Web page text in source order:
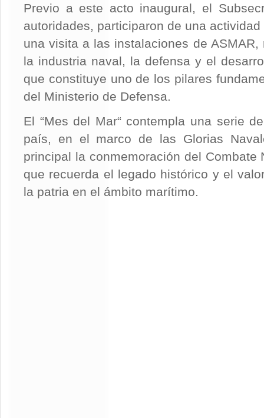
Previo a este acto inaugural, el
autoridades, participaron de una
una visita a las instalaciones de
la industria naval, la defensa y el
que constituye uno de los pilares
del Ministerio de Defensa.
El “Mes del Mar“ contempla una serie
país, en el marco de las Glorias
principal la conmemoración del Combate
que recuerda el legado histórico y el
la patria en el ámbito marítimo.